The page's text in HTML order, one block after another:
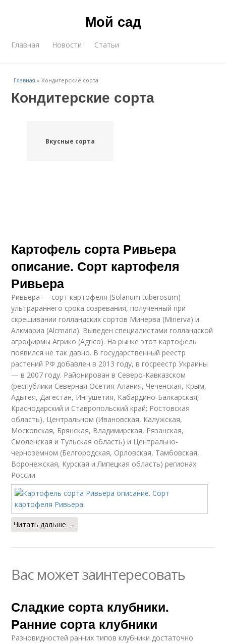
Мой сад
Главная Новости Статьи
Главная » Кондитерские сорта
Кондитерские сорта
Вкусные сорта
Картофель сорта Ривьера
описание. Сорт картофеля
Ривьера
Ривьера — сорт картофеля (Solanum tuberosum)
ультрараннего срока созревания, полученный при
скрещивании голландских сортов Минерва (Minerva) и
Алкмариа (Alcmaria). Выведен специалистами голландской
агрофирмы Агрико (Agrico). На рынке этот картофель
появился не так давно. В государственный реестр
растений РФ добавлен в 2013 году, в госреестр Украины
— в 2007 году. Районирован в Северо-Кавказском
(республики Северная Осетия-Алания, Чеченская, Крым,
Адыгея, Дагестан, Ингушетия, Кабардино-Балкарская;
Краснодарский и Ставропольский край; Ростовская
область), Центральном (Ивановская, Калужская,
Московская, Брянская, Владимирская, Рязанская,
Смоленская и Тульская область) и Центрально-
черноземном (Белгородская, Орловская, Тамбовская,
Воронежская, Курская и Липецкая область) регионах
России.
Читать дальше →
Вас может заинтересовать
Сладкие сорта клубники.
Ранние сорта клубники
Разновидностей ранних типов клубники достаточно